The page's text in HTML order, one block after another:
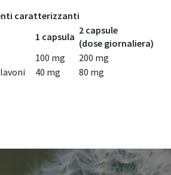
caratterizzanti
1 capsula
2 capsule
(dose giornaliera)
100 mg
200 mg
40 mg 80 mg